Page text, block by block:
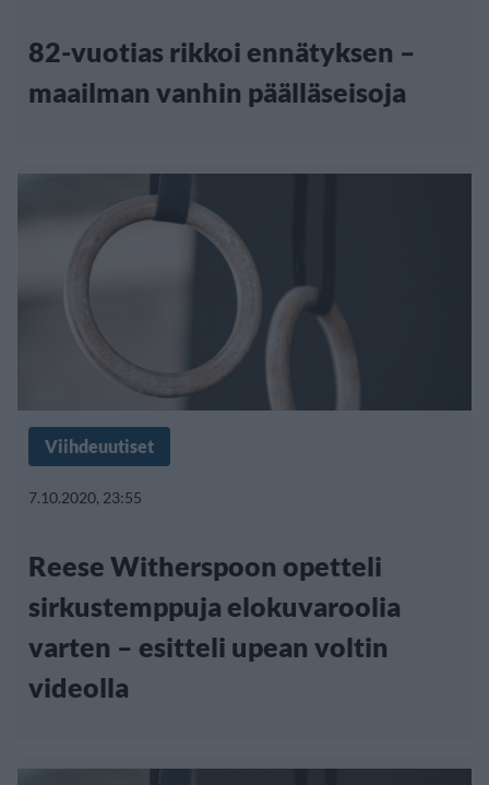
82-vuotias rikkoi ennätyksen –
maailman vanhin päälläseisoja
Viihdeuutiset
7.10.2020, 23:55
Reese Witherspoon opetteli
sirkustemppuja elokuvaroolia
varten – esitteli upean voltin
videolla